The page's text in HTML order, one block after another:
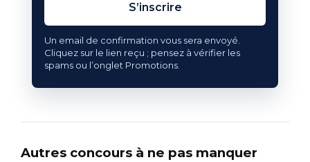
S’inscrire
Un email de confirmation vous sera envoyé.
Cliquez sur le lien reçu ; pensez à vérifier les
spams ou l’onglet Promotions.
Autres concours à ne pas manquer